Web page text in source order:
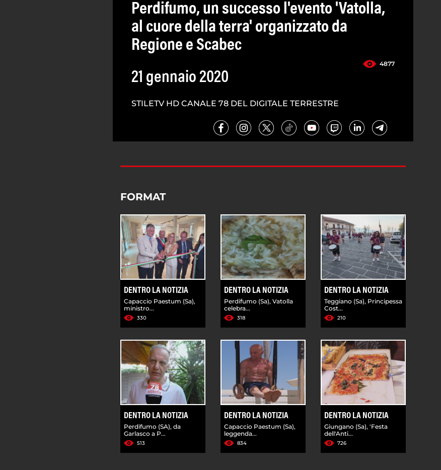
Perdifumo, un successo l'evento 'Vatolla,
al cuore della terra' organizzato da
Regione e Scabec
4877
21 gennaio 2020
STILETV HD CANALE 78 DEL DIGITALE TERRESTRE
FORMAT
DENTRO LA NOTIZIA
Capaccio Paestum (Sa),
ministro...
330
DENTRO LA NOTIZIA
Perdifumo (Sa), Vatolla
celebra...
318
DENTRO LA NOTIZIA
Teggiano (Sa), Principessa
Cost...
210
DENTRO LA NOTIZIA
Perdifumo (SA), da
Garlasco a P...
513
DENTRO LA NOTIZIA
Capaccio Paestum (Sa),
leggenda...
834
DENTRO LA NOTIZIA
Giungano (Sa), 'Festa
dell'Anti...
726